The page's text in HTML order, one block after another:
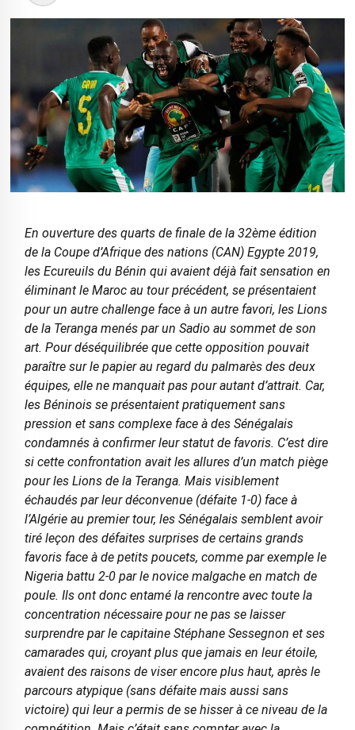
En ouverture des quarts de finale de la 32ème édition
de la Coupe d’Afrique des nations (CAN) Egypte 2019,
les Ecureuils du Bénin qui avaient déjà fait sensation en
éliminant le Maroc au tour précédent, se présentaient
pour un autre challenge face à un autre favori, les Lions
de la Teranga menés par un Sadio au sommet de son
art. Pour déséquilibrée que cette opposition pouvait
paraître sur le papier au regard du palmarès des deux
équipes, elle ne manquait pas pour autant d’attrait. Car,
les Béninois se présentaient pratiquement sans
pression et sans complexe face à des Sénégalais
condamnés à confirmer leur statut de favoris. C’est dire
si cette confrontation avait les allures d’un match piège
pour les Lions de la Teranga. Mais visiblement
échaudés par leur déconvenue (défaite 1-0) face à
l’Algérie au premier tour, les Sénégalais semblent avoir
tiré leçon des défaites surprises de certains grands
favoris face à de petits poucets, comme par exemple le
Nigeria battu 2-0 par le novice malgache en match de
poule. Ils ont donc entamé la rencontre avec toute la
concentration nécessaire pour ne pas se laisser
surprendre par le capitaine Stéphane Sessegnon et ses
camarades qui, croyant plus que jamais en leur étoile,
avaient des raisons de viser encore plus haut, après le
parcours atypique (sans défaite mais aussi sans
victoire) qui leur a permis de se hisser à ce niveau de la